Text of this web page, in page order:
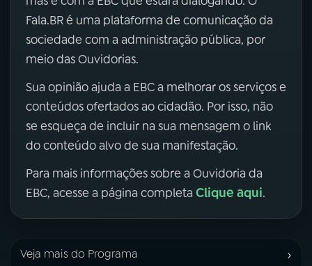
Fala.BR é uma plataforma de comunicação da
sociedade com a administração pública, por
meio das Ouvidorias.
Sua opinião ajuda a EBC a melhorar os serviços e
conteúdos ofertados ao cidadão. Por isso, não
se esqueça de incluir na sua mensagem o link
do conteúdo alvo de sua manifestação.
Para mais informações sobre a Ouvidoria da
EBC, acesse a página completa Clique aqui.
Veja mais do Programa ›